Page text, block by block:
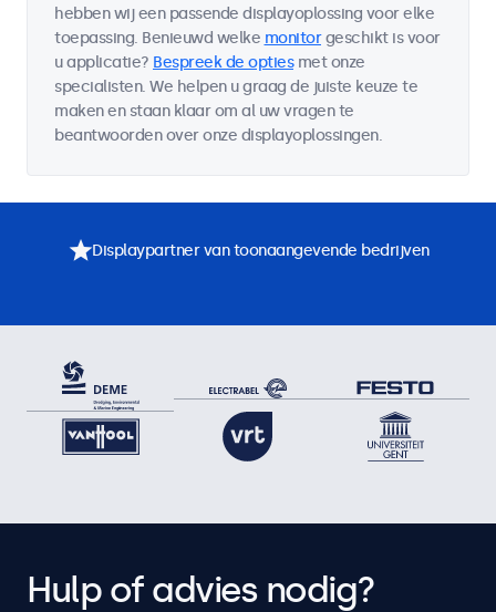
hebben wij een passende displayoplossing voor elke
toepassing. Benieuwd welke monitorgeschikt is voor
u applicatie? Bespreek de optiesmet onze
specialisten. We helpen u graag de juiste keuze te
maken en staan klaar om al uw vragen te
beantwoorden over onze displayoplossingen.
Displaypartner van toonaangevende bedrijven
Hulp of advies nodig?